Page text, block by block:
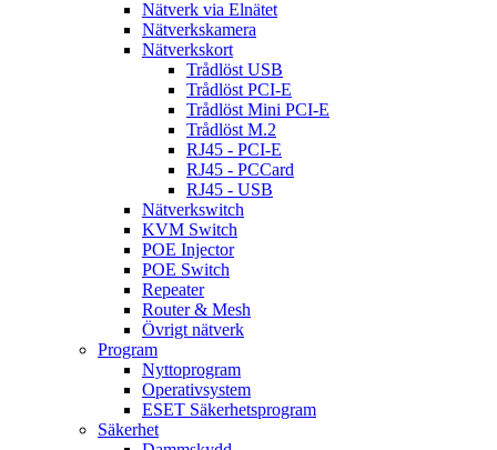
Nätverk via Elnätet
Nätverkskamera
Nätverkskort
Trådlöst USB
Trådlöst PCI-E
Trådlöst Mini PCI-E
Trådlöst M.2
RJ45 - PCI-E
RJ45 - PCCard
RJ45 - USB
Nätverkswitch
KVM Switch
POE Injector
POE Switch
Repeater
Router & Mesh
Övrigt nätverk
Program
Nyttoprogram
Operativsystem
ESET Säkerhetsprogram
Säkerhet